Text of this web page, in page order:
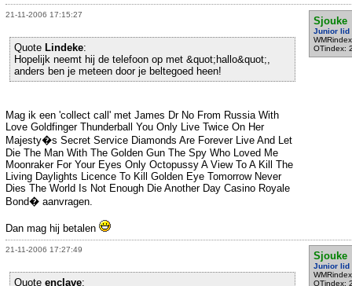
21-11-2006 17:15:27
Sjouke
Junior lid
OTindex:
Quote Lindeke:
Hopelijk neemt hij de telefoon op met &quot;hallo&quot;,
anders ben je meteen door je beltegoed heen!
Mag ik een 'collect call' met James Dr No From Russia With
Love Goldfinger Thunderball You Only Live Twice On Her
Majesty�s Secret Service Diamonds Are Forever Live And Let
Die The Man With The Golden Gun The Spy Who Loved Me
Moonraker For Your Eyes Only Octopussy A View To A Kill The
Living Daylights Licence To Kill Golden Eye Tomorrow Never
Dies The World Is Not Enough Die Another Day Casino Royale
Bond� aanvragen.
Dan mag hij betalen
21-11-2006 17:27:49
Sjouke
Junior lid
OTindex:
Quote enclave: